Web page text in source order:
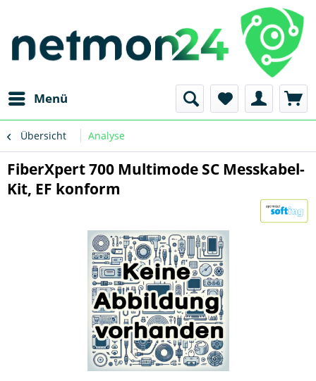
Menü
Übersicht Analyse
FiberXpert 700 Multimode SC Messkabel-
Kit, EF konform